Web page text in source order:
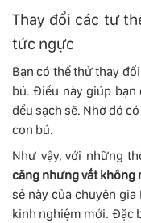
Thay đổi các tư
tức ngực
Bạn có thể thử thay
bú. Điều này giúp bạn
đều sạch sẽ. Nhờ đó
con bú.
Như vậy, với những
căng nhưng vắt không
sẻ này của chuyên
kinh nghiệm mới. Đặc